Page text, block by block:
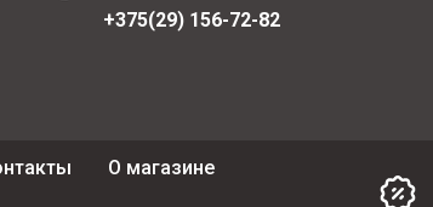
+375(29) 156-72-82
О магазине